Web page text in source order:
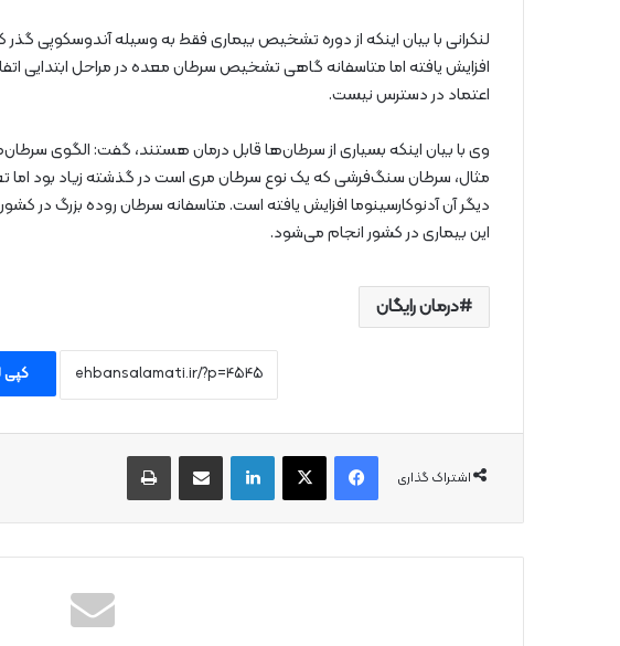
لنکرانی با بیان اینکه از دوره تشخیص بیماری فقط به وسیله آندوسکوپی
افزایش یافته اما متاسفانه گاهی تشخیص سرطان معده در مراحل ابتدایی
اعتماد در دسترس نیست.
وی با بیان اینکه بسیاری از سرطان‌ها قابل درمان هستند، گفت: الگوی
مثال، سرطان سنگ‌فرشی که یک نوع سرطان مری است در گذشته زیاد بود اما
دیگر آن آدنوکارسینوما افزایش یافته است. متاسفانه سرطان روده بزرگ در
این بیماری در کشور انجام می‌شود.
درمان رایگان
کپی
اشتراک گذاری
فیس بوک لینکدین از طریق ایمیل به اشتراک بگذارید